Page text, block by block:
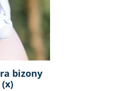
bizony